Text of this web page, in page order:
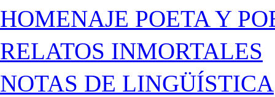
HOMENAJE POETA Y
RELATOS INMORTALES
NOTAS DE LINGÜÍSTICA